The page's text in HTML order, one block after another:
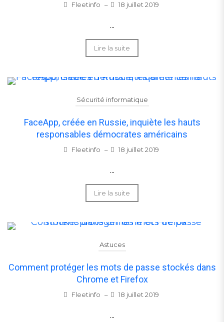
Fleetinfo – 18 juillet 2019
...
Lire la suite
Sécurité informatique
FaceApp, créée en Russie, inquiète les hauts
responsables démocrates américains
Fleetinfo – 18 juillet 2019
...
Lire la suite
Astuces
Comment protéger les mots de passe stockés dans
Chrome et Firefox
Fleetinfo – 18 juillet 2019
...